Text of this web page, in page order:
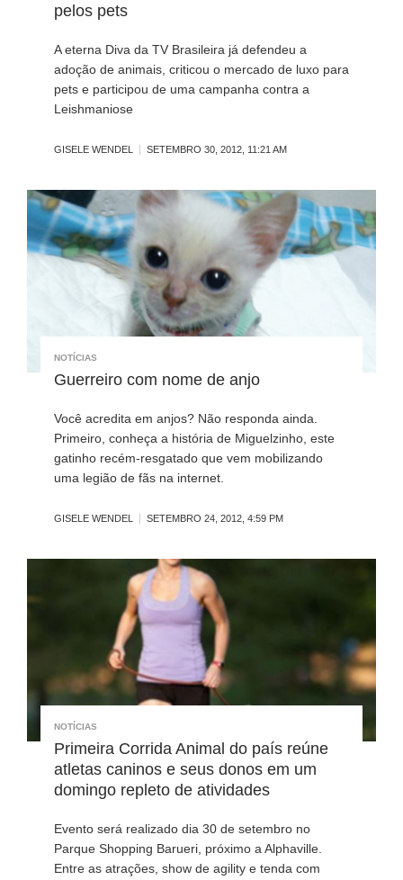
pelos pets
A eterna Diva da TV Brasileira já defendeu a
adoção de animais, criticou o mercado de luxo para
pets e participou de uma campanha contra a
Leishmaniose
GISELE WENDEL SETEMBRO 30, 2012, 11:21 AM
NOTÍCIAS
Guerreiro com nome de anjo
Você acredita em anjos? Não responda ainda.
Primeiro, conheça a história de Miguelzinho, este
gatinho recém-resgatado que vem mobilizando
uma legião de fãs na internet.
GISELE WENDEL SETEMBRO 24, 2012, 4:59 PM
NOTÍCIAS
Primeira Corrida Animal do país reúne
atletas caninos e seus donos em um
domingo repleto de atividades
Evento será realizado dia 30 de setembro no
Parque Shopping Barueri, próximo a Alphaville.
Entre as atrações, show de agility e tenda com